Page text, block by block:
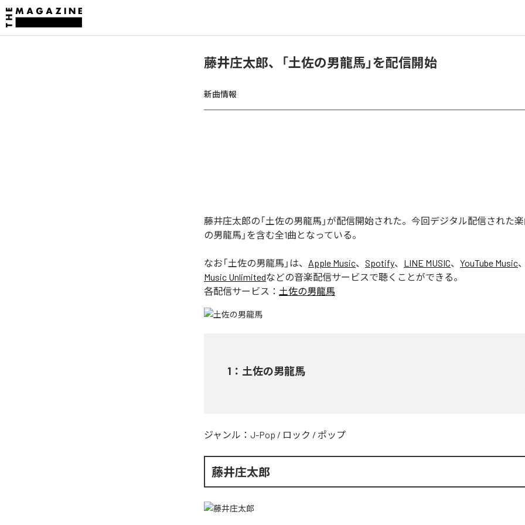
藤井庄太郎、「土佐の男龍馬」を配信開始
新曲情報
藤井庄太郎の「土佐の男龍馬」が配信開始された。今回デジタル配信された楽
の男龍馬」を含む全1曲となっている。
なお「土佐の男龍馬 」は、 Apple Music、 Spotify、 LINE MUSIC、 YouTube Music、
Music Unlimitedなどの音楽配信サービスで聴くことができる。
各配信サービス： 土佐の男龍馬
1 ： 土佐の男龍馬
ジャンル： J-Pop / ロック / ポップ
藤井庄太郎